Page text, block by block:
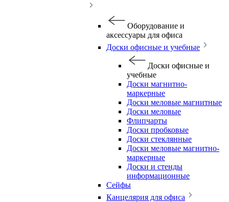
Оборудование и
аксессуары для офиса
Доски офисные и учебные
Доски офисные и
учебные
Доски магнитно-
маркерные
Доски меловые магнитные
Доски меловые
Флипчарты
Доски пробковые
Доски стеклянные
Доски меловые магнитно-
маркерные
Доски и стенды
информационные
Сейфы
Канцелярия для офиса